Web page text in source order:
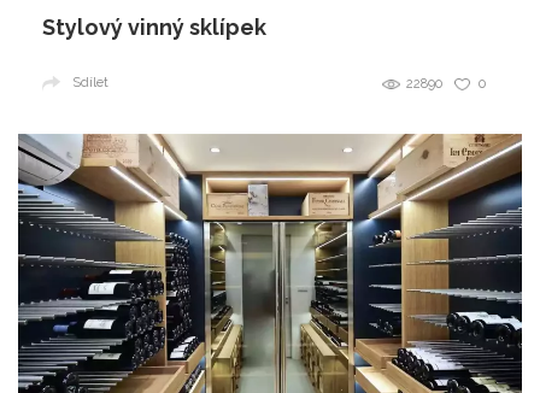
Stylový vinný sklípek
0
22890
Sdílet